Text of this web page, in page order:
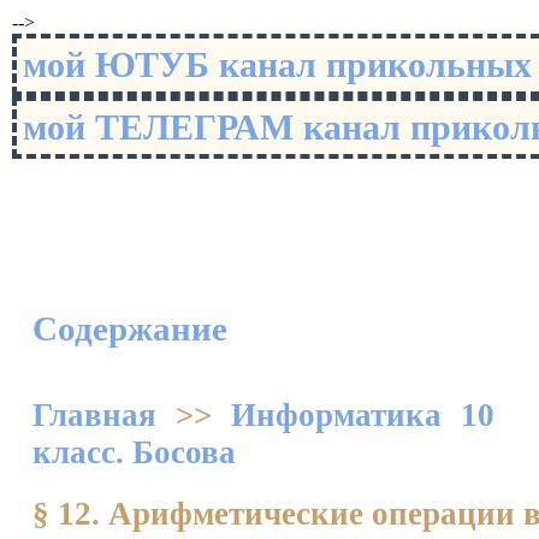
-->
мой ЮТУБ канал
мой ТЕЛЕГРАМ канал
Содержание
Главная >> Информатика 10
класс. Босова
§ 12. Арифметические операции